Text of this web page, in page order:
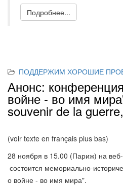
Подробнее...
ПОДДЕРЖИМ ХОРОШИЕ
Анонс:
войне - во имя
souvenir de la
(voir texte en français plus bas)
28 ноября в 15.00 (Париж) на
состоится мемориально-
о войне - во имя мира".